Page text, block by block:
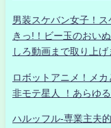
男装スケバン女子！
きっ!！ビー玉のおい
しろ動画まで取り上げ
ロボットアニメ！メ
非モテ星人 ！あらゆ
ハルッフル-専業主夫